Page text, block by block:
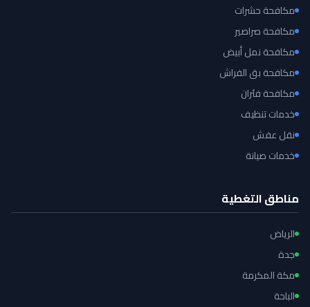
مكافحة حشرات
مكافحة صراصير
مكافحة نمل أبيض
مكافحة بق الفراش
مكافحة فئران
خدمات تنظيف
نقل عفش
خدمات صيانة
مناطق التغطية
الرياض
جدة
مكة المكرمة
الباحة